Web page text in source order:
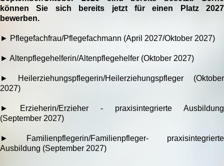
können Sie sich bereits jetzt für einen Platz 2027
bewerben.
► Pflegefachfrau/Pflegefachmann (April 2027/Oktober 2027)
► Altenpflegehelferin/Altenpflegehelfer (Oktober 2027)
► Heilerziehungspflegerin/Heilerziehungspfleger (Oktober
2027)
►
Erzieherin/Erzieher - praxisintegrierte Ausbildung
(September 2027)
► Familienpflegerin/Familienpfleger- praxisintegrierte
Ausbildung (September 2027)